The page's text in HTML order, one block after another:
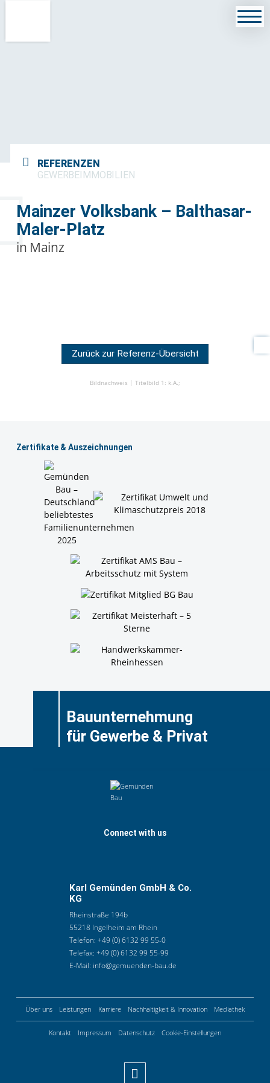
REFERENZEN
GEWERBEIMMOBILIEN
Mainzer Volksbank – Balthasar-
Maler-Platz
in Mainz
Zurück zur Referenz-Übersicht
Bildnachweis | Titelbild 1: k.A.;
Zertiﬁkate & Auszeichnungen
Bauunternehmung
für Gewerbe & Privat
Connect with us
Karl Gemünden GmbH & Co.
KG
Rheinstraße 194b
55218 Ingelheim am Rhein
Telefon:+49 (0) 6132 99 55-0
Telefax:+49 (0) 6132 99 55-99
E-Mail: info@gemuenden-bau.de
Über uns Leistungen Karriere Nachhaltigkeit & Innovation Mediathek
Kontakt Impressum Datenschutz Cookie-Einstellungen